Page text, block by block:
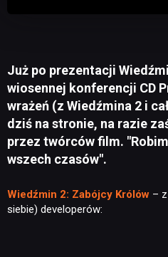
Już po prezentacji
wiosennej konferencji CD
wrażeń (z Wiedźmina 2 i
dziś na stronie, na razie
przez twórców film.
wszech czasów".
Wiedźmin 2: Zabójcy Królów –
siebie) developerów: